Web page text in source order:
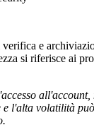
e
si riferisce ai
e l'alta volatilità